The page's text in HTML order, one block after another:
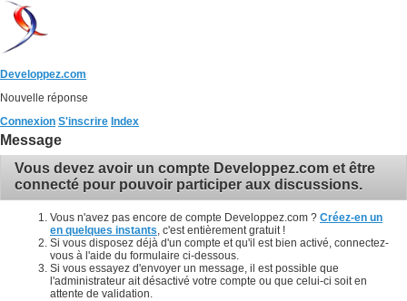
Developpez.com
Nouvelle réponse
Connexion S'inscrire Index
Message
Vous devez avoir un compte Developpez.com et être
connecté pour pouvoir participer aux discussions.
Vous n'avez pas encore de compte Developpez.com ? Créez-en un
en quelques instants , c'est entièrement gratuit !
Si vous disposez déjà d'un compte et qu'il est bien activé, connectez-
vous à l'aide du formulaire ci-dessous.
Si vous essayez d'envoyer un message, il est possible que
l'administrateur ait désactivé votre compte ou que celui-ci soit en
attente de validation.